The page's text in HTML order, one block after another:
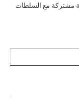
تنفذ 30 حملة تفتيشية مشتركة مع السلطات